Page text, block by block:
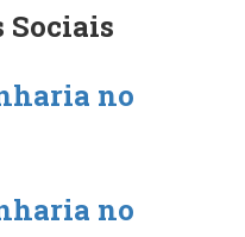
Sociais
no
no